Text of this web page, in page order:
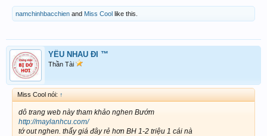
namchinhbacchien and Miss Cool like this.
YÊU NHAU ĐI ™
Thần Tài
Miss Cool nói: ↑
dô trang web này tham khảo nghen Bướm
http://maylanhcu.com/
tớ out nghen. thấy giá đây rẻ hơn BH 1-2 triệu 1 cái nà